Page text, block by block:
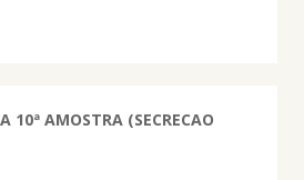
10ª AMOSTRA (SECRECAO